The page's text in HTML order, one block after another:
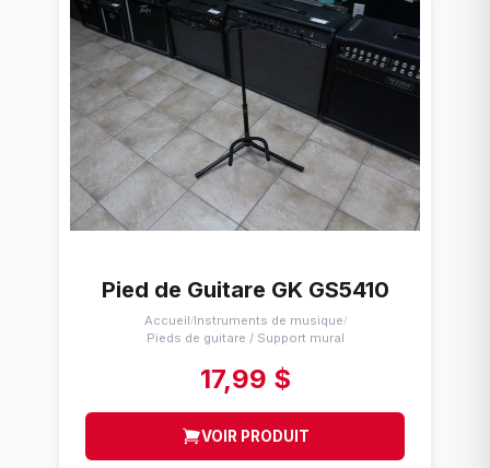
Pied de Guitare GK GS5410
Accueil/Instruments de musique/
Pieds de guitare / Support mural
17,99 $
VOIR PRODUIT